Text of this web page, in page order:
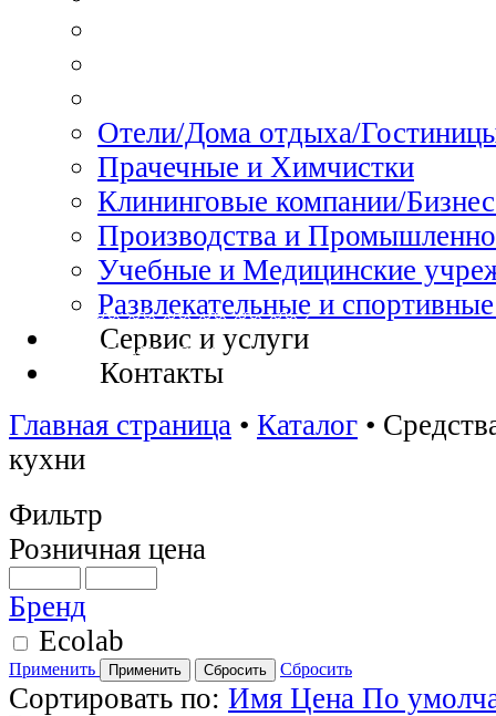
Отели/Дома отдыха/
Прачечные и Химчистки
Клининговые компании/
Производства и
Учебные и Медицинские
Развлекательные и
Сервис и услуги
Контакты
Главная страница • Каталог •
кухни
Фильтр
Розничная цена
Бренд
Ecolab
Применить Сбросить
Сортировать по: Имя Цена По